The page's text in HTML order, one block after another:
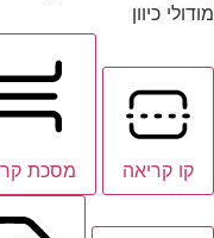
מודולי כיוון
קו קריאה מסכת